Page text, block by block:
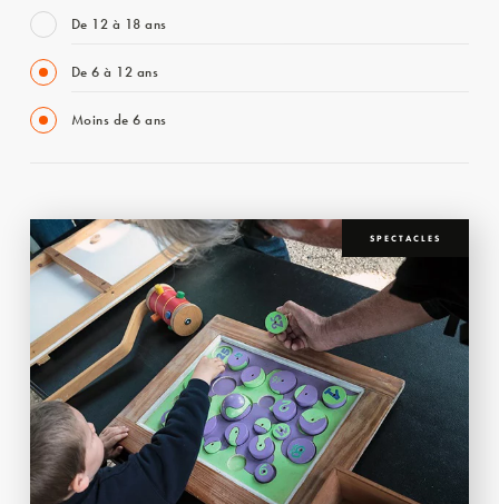
De 12 à 18 ans
De 6 à 12 ans
Moins de 6 ans
SPECTACLES